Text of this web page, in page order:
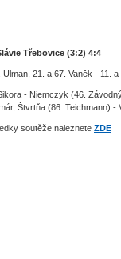
Třebovice (3:2) 4:4
Ulman, 21. a 67. Vaněk - 11.
- Niemczyk (46.
Štvrtňa (86. Teichmann)
soutěže naleznete ZDE